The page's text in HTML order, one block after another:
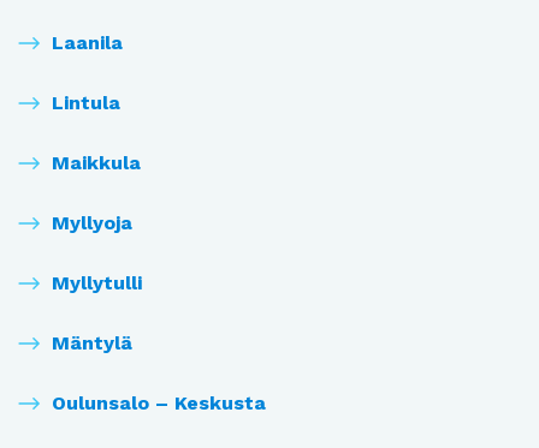
Laanila
Lintula
Maikkula
Myllyoja
Myllytulli
Mäntylä
Oulunsalo – Keskusta